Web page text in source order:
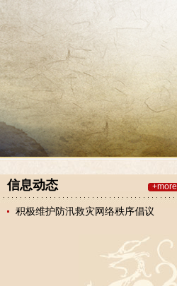
信息动态 +more
积极维护防汛救灾网络秩序倡议